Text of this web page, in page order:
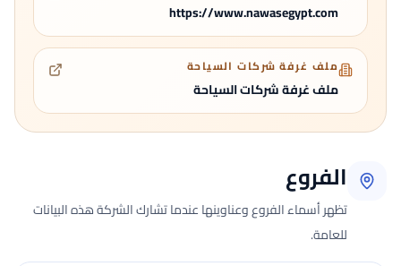
https://www.nawasegypt.com
ملف غرفة شركات السياحة
ملف غرفة شركات السياحة
الفروع
تظهر أسماء الفروع وعناوينها عندما تشارك الشركة هذه البيانات
للعامة.